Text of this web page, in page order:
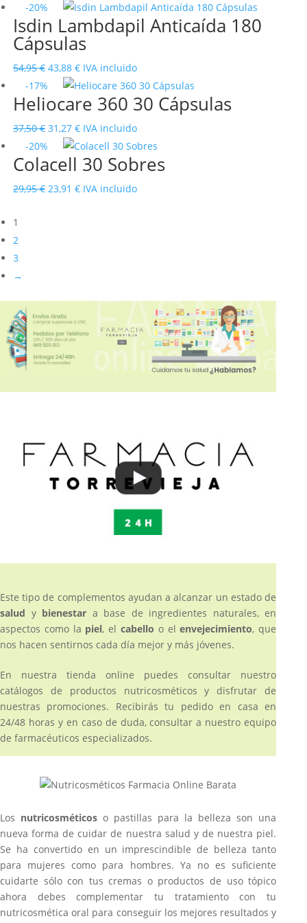
precio
original
era:
precio
actual
es:
-20%
Isdin Lambdapil Anticaída 180
Cápsulas
54,95€ El
precio
original
54,95 €.
43,88 €El
precio
actual
IVA incluido
-17%
Heliocare 360 30 Cápsulas
37,50€ El
precio
original
31,27 €El
precio
actual
IVA incluido
-20%
Colacell 30 Sobres
29,95€ El
23,91 €ElIVA incluido
1
2
3
→
Este tipo de complementos ayudan a alcanzar un estado de
salud y bienestar a base de ingredientes naturales, en
aspectos como la piel, elcabello o elenvejecimiento, que
nos hacen sentirnos cada día mejor y más jóvenes.
En nuestra tienda online puedes consultar nuestro
catálogos de productos nutricosméticos y disfrutar de
nuestras promociones. Recibirás tu pedido en casa en
24/48 horas y en caso de duda, consultar a nuestro equipo
de farmacéuticos especializados.
Los nutricosméticos o pastillas para la belleza son una
nueva forma de cuidar de nuestra salud y de nuestra piel.
Se ha convertido en un imprescindible de belleza tanto
para mujeres como para hombres. Ya no es suficiente
cuidarte sólo con tus cremas o productos de uso tópico
ahora debes complementar tu tratamiento con tu
nutricosmética oral para conseguir los mejores resultados y